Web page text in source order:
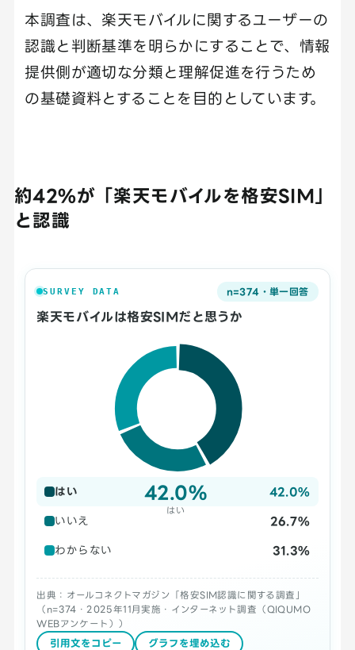
本調査は、楽天モバイルに関するユーザーの
認識と判断基準を明らかにすることで、情報
提供側が適切な分類と理解促進を行うため
の基礎資料とすることを目的としています。
約42%が「楽天モバイルを格安SIM」
と認識
SURVEY DATA n=374・単一回答
楽天モバイルは格安SIMだと思うか
42.0%
はい
はい 42.0%
いいえ 26.7%
わからない 31.3%
出典：オールコネクトマガジン「格安SIM認識に関する調査」
（n=374・2025年11月実施・インターネット調査（QIQUMO
WEBアンケート））
引用文をコピー グラフを埋め込む